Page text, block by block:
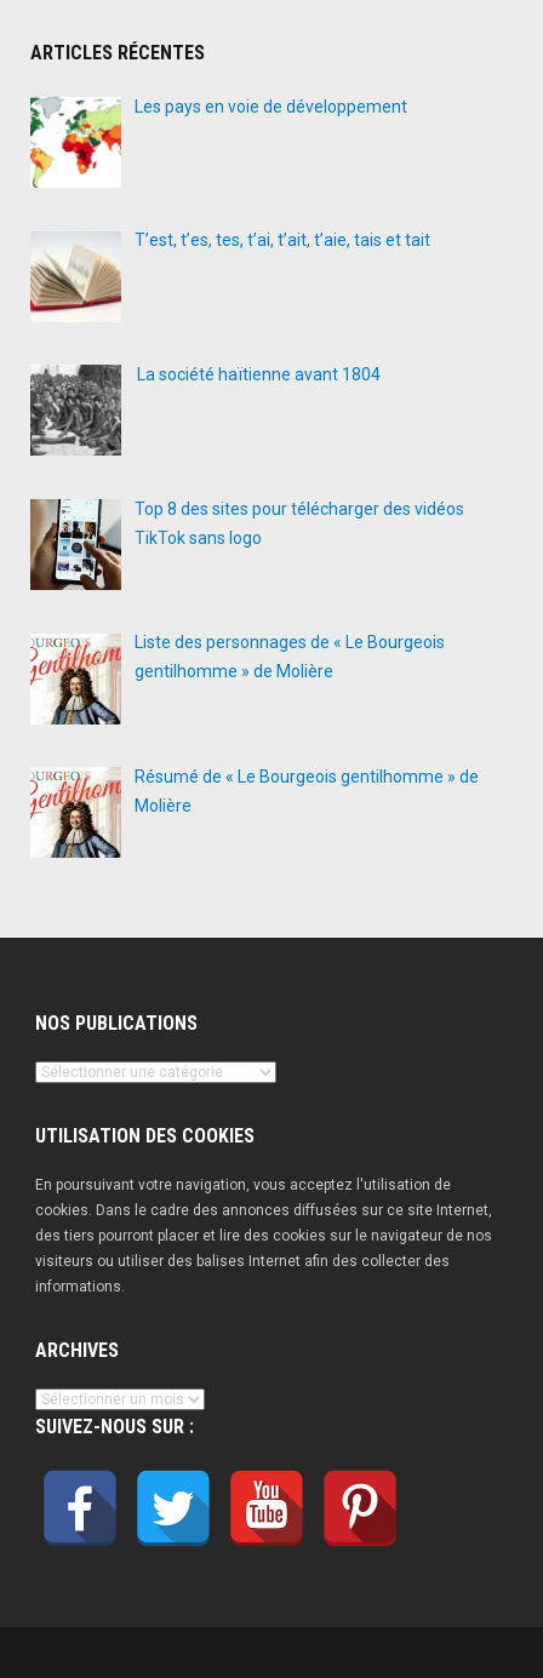
ARTICLES RÉCENTES
Les pays en voie de développement
T’est, t’es, tes, t’ai, t’ait, t’aie, tais et tait
La société haïtienne avant 1804
Top 8 des sites pour télécharger des vidéos
TikTok sans logo
Liste des personnages de « Le Bourgeois
gentilhomme » de Molière
Résumé de « Le Bourgeois gentilhomme » de
Molière
NOS PUBLICATIONS
Nos
UTILISATION DES COOKIES
En poursuivant votre navigation, vous acceptez l'utilisation de
cookies. Dans le cadre des annonces diffusées sur ce site Internet,
des tiers pourront placer et lire des cookies sur le navigateur de nos
visiteurs ou utiliser des balises Internet afin des collecter des
informations.
ARCHIVES
Archives
SUIVEZ-NOUS SUR :